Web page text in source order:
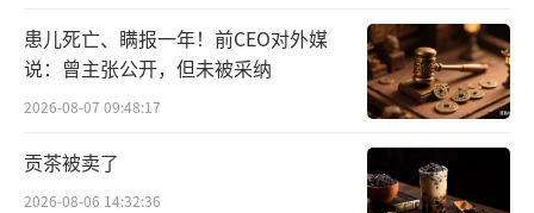
患儿死亡、瞒报一年！前CEO对外媒
说：曾主张公开，但未被采纳
2026-08-07 09:48:17
贡茶被卖了
2026-08-06 14:32:36